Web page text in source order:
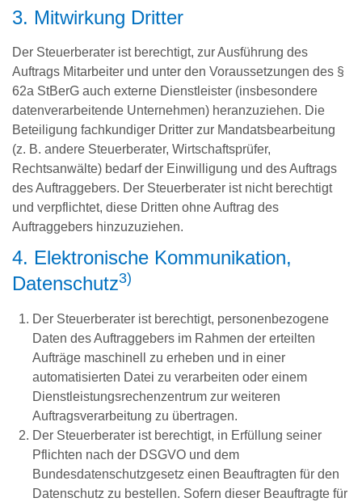
3. Mitwirkung Dritter
Der Steuerberater ist berechtigt, zur Ausführung des
Auftrags Mitarbeiter und unter den Voraussetzungen des §
62a StBerG auch externe Dienstleister (insbesondere
datenverarbeitende Unternehmen) heranzuziehen. Die
Beteiligung fachkundiger Dritter zur Mandatsbearbeitung
(z. B. andere Steuerberater, Wirtschaftsprüfer,
Rechtsanwälte) bedarf der Einwilligung und des Auftrags
des Auftraggebers. Der Steuerberater ist nicht berechtigt
und verpflichtet, diese Dritten ohne Auftrag des
Auftraggebers hinzuzuziehen.
4. Elektronische Kommunikation,
Datenschutz3)
Der Steuerberater ist berechtigt, personenbezogene
Daten des Auftraggebers im Rahmen der erteilten
Aufträge maschinell zu erheben und in einer
automatisierten Datei zu verarbeiten oder einem
Dienstleistungsrechenzentrum zur weiteren
Auftragsverarbeitung zu übertragen.
Der Steuerberater ist berechtigt, in Erfüllung seiner
Pflichten nach der DSGVO und dem
Bundesdatenschutzgesetz einen Beauftragten für den
Datenschutz zu bestellen. Sofern dieser Beauftragte für